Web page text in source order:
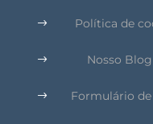
$ Política de
$ Nosso Blog
$ Formulário